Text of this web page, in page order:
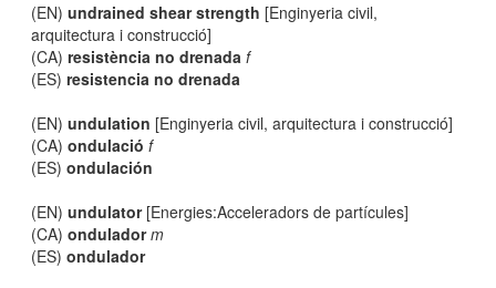
(EN)undrained shear strength [Enginyeria civil,
arquitectura i construcció]
(CA)resistència no drenada f
(ES)resistencia no drenada
(EN)undulation [Enginyeria civil, arquitectura i construcció]
(CA)ondulació f
(ES)ondulación
(EN)undulator[Energies:Acceleradors de partícules]
(CA)ondulador m
(ES)ondulador